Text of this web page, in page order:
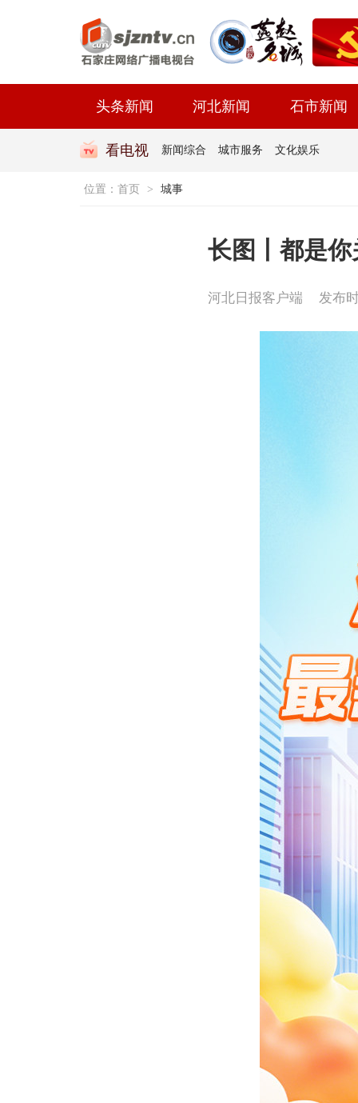
头条新闻 河北新闻 石市新闻
看电视 新闻综合 城市服务 文化娱乐
位置： 首页 > 城事
长图丨都是
河北日报客户端 发布